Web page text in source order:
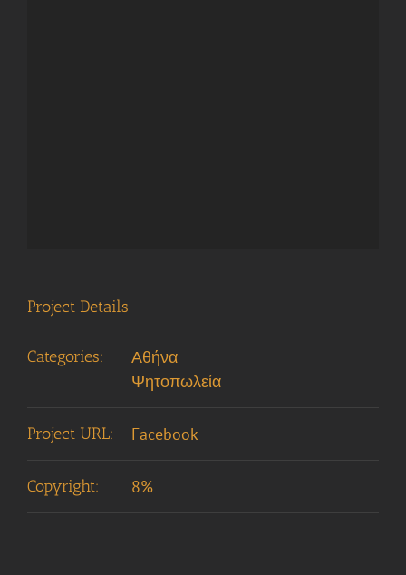
Project Details
Categories:
Αθήνα
Ψητοπωλεία
Project URL: Facebook
Copyright: 8%